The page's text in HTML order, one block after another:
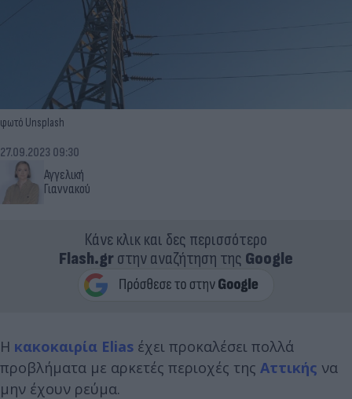
φωτό Unsplash
Αγγελική
Γιαννακού
27.09.2023 09:30
Κάνε κλικ και δες περισσότερο
Flash.grστην αναζήτηση της Google
Η κακοκαιρία Elias έχει προκαλέσει πολλά
προβλήματα με αρκετές περιοχές της Αττικής να
μην έχουν ρεύμα.